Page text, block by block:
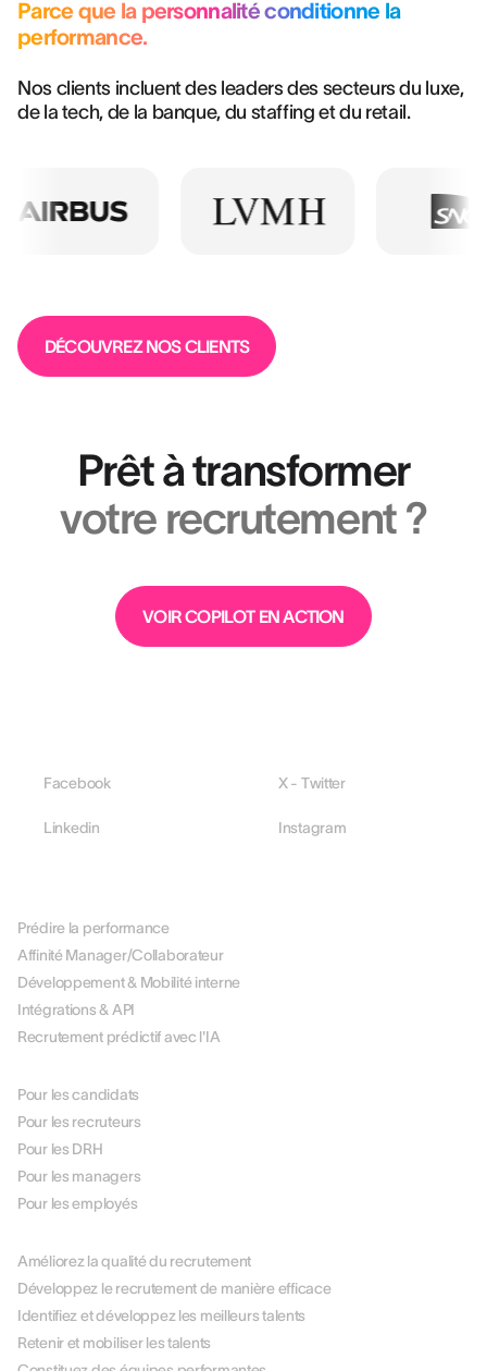
Parce que la personnalité conditionne la
performance.
Nos clients incluent des leaders des secteurs du luxe,
de la tech, de la banque, du staffing et du retail.
DÉCOUVREZ NOS CLIENTS
Prêt à transformer
votre recrutement ?
VOIR COPILOT EN ACTION
Facebook X - Twitter
Linkedin Instagram
Prédire la performance
Affinité Manager/Collaborateur
Développement & Mobilité interne
Intégrations & API
Recrutement prédictif avec l'IA
Pour les candidats
Pour les recruteurs
Pour les DRH
Pour les managers
Pour les employés
Améliorez la qualité du recrutement
Développez le recrutement de manière efficace
Identifiez et développez les meilleurs talents
Retenir et mobiliser les talents